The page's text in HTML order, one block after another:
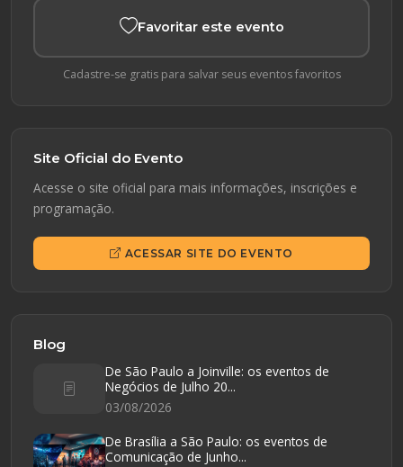
Favoritar este evento
Cadastre-se gratis para salvar seus eventos favoritos
Site Oficial do Evento
Acesse o site oficial para mais informações, inscrições e
programação.
ACESSAR SITE DO EVENTO
Blog
De São Paulo a Joinville: os eventos de
Negócios de Julho 20...
03/08/2026
De Brasília a São Paulo: os eventos de
Comunicação de Junho...